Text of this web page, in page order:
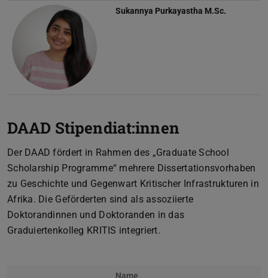
Sukannya Purkayastha M.Sc.
DAAD Stipendiat:innen
Der DAAD fördert in Rahmen des „Graduate School
Scholarship Programme“ mehrere Dissertationsvorhaben
zu Geschichte und Gegenwart Kritischer Infrastrukturen in
Afrika. Die Geförderten sind als assoziierte
Doktorandinnen und Doktoranden in das
Graduiertenkolleg KRITIS integriert.
Name